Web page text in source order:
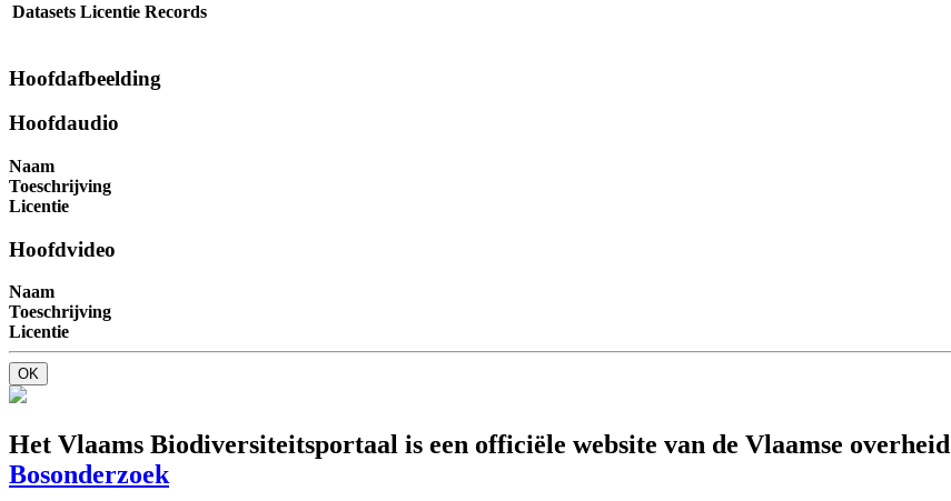
Datasets Licentie Records
Hoofdafbeelding
Hoofdaudio
Naam
Toeschrijving
Licentie
Hoofdvideo
Naam
Toeschrijving
Licentie
OK
Het Vlaams Biodiversiteitsportaal is een officiële website van de Vlaamse overheid
Bosonderzoek